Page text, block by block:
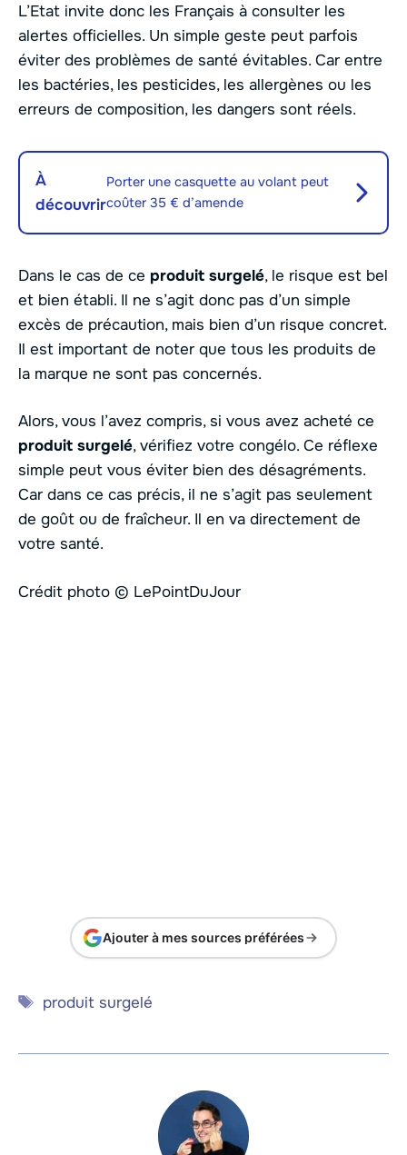
L’Etat invite donc les Français à consulter les
alertes officielles. Un simple geste peut parfois
éviter des problèmes de santé évitables. Car entre
les bactéries, les pesticides, les allergènes ou les
erreurs de composition, les dangers sont réels.
À
découvrir
Porter une casquette au volant peut
coûter 35 € d’amende
Dans le cas de ce produit surgelé, le risque est bel
et bien établi. Il ne s’agit donc pas d’un simple
excès de précaution, mais bien d’un risque concret.
Il est important de noter que tous les produits de
la marque ne sont pas concernés.
Alors, vous l’avez compris, si vous avez acheté ce
produit surgelé, vérifiez votre congélo. Ce réflexe
simple peut vous éviter bien des désagréments.
Car dans ce cas précis, il ne s’agit pas seulement
de goût ou de fraîcheur. Il en va directement de
votre santé.
Crédit photo © LePointDuJour
Ajouter à mes sources préférées
Étiquettes
produit surgelé